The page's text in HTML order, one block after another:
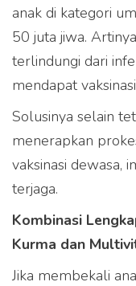
anak di kategori
50 juta jiwa.
terlindungi dari
mendapat
Solusinya selain
menerapkan
vaksinasi dewasa,
terjaga.
Kombinasi
Kurma dan
Jika membekali